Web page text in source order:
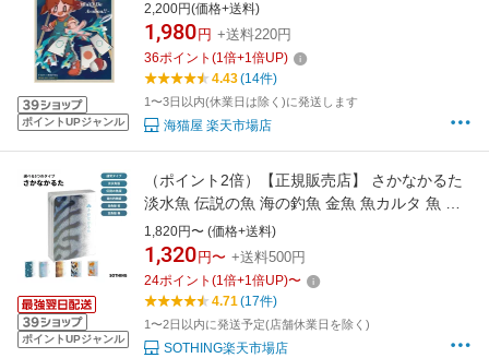
ポイントUPジャンル
2,200円(価格+送料)
1,980 円 +送料220円
36ポイント (1倍+1倍UP)
4.43(14件)
1〜3日以内(休業日は除く)に発送します
海猫屋 楽天市場店
ポイントUPジャンル
（ポイント2倍）【正規販売店】 さかなかるた
淡水魚 伝説の魚 海の釣魚 金魚 魚カルタ 魚 か
るた カルタ おさかな カード 海 生き物 カード
ゲーム面白い 知育玩具 知育ゲーム カード遊び
教育 学習 子供 6才 7才 8才 9才 10才 防水 玩具
お風呂で遊べる
1,820円〜 (価格+送料)
1,320 円〜 +送料500円
24ポイント (1倍+1倍UP)〜
4.71(17件)
1〜2日以内に発送予定(店舗休業日を除く)
SOTHING楽天市場店